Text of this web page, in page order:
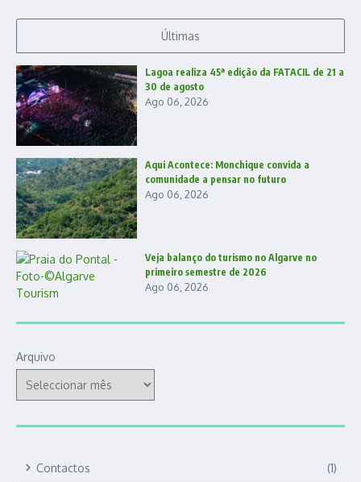
Últimas
Lagoa realiza 45ª edição da FATACIL de 21 a
30 de agosto
Ago 06, 2026
Aqui Acontece: Monchique convida a
comunidade a pensar no futuro
Ago 06, 2026
Veja balanço do turismo no Algarve no
primeiro semestre de 2026
Ago 06, 2026
Arquivo
Contactos (1)